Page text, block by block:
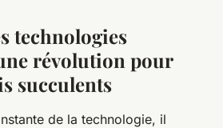
technologies
révolution pour
succulents
de la technologie, il